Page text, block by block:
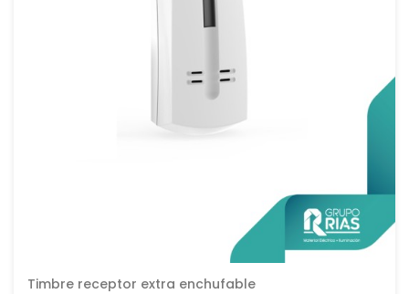
Timbre receptor extra enchufable